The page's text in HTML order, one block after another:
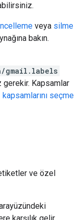
veya silme
bakın.
gmail.labels
gerekir. Kapsamlar
seçme
ve özel